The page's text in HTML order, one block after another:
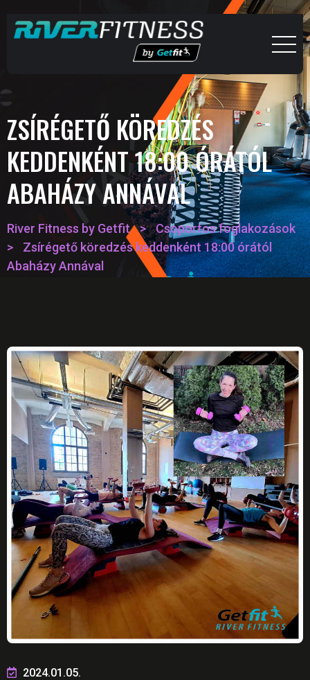
ZSÍRÉGETŐ KÖREDZÉS
KEDDENKÉNT 18:00 ÓRÁTÓL
ABAHÁZY ANNÁVAL
River Fitness by Getfit > Csoportos foglakozások
>
Zsírégető köredzés keddenként 18:00 órától
Abaházy Annával
2024.01.05.